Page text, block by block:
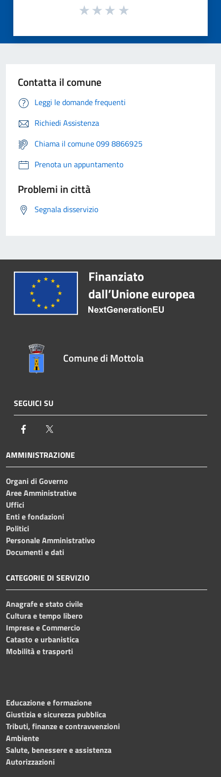
Contatta il comune
Leggi le domande frequenti
Richiedi Assistenza
Chiama il comune 099 8866925
Prenota un appuntamento
Problemi in città
Segnala disservizio
Comune di Mottola
SEGUICI SU
Facebook
AMMINISTRAZIONE
Organi di Governo
Aree Amministrative
Uffici
Enti e fondazioni
Politici
Personale Amministrativo
Documenti e dati
CATEGORIE DI SERVIZIO
Anagrafe e stato civile
Cultura e tempo libero
Imprese e Commercio
Catasto e urbanistica
Mobilità e trasporti
Educazione e formazione
Giustizia e sicurezza pubblica
Tributi, finanze e contravvenzioni
Ambiente
Salute, benessere e assistenza
Autorizzazioni